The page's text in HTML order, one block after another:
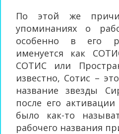
По этой же
упоминаниях о
особенно в его
именуется как
СОТИС или
известно, Сотис –
название звезды
после его
было как-то
рабочего названия